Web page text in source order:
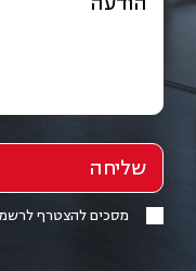
מסכים להצטרף